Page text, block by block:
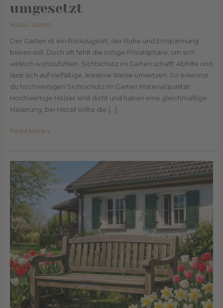
umgesetzt
Haus/ admin
Der Garten ist ein Rückzugsort, der Ruhe und Entspannung
bieten soll. Doch oft fehlt die nötige Privatsphäre, um sich
wirklich wohlzufühlen. Sichtschutz im Garten schafft Abhilfe und
lässt sich auf vielfältige, kreative Weise umsetzen. So erkennst
du hochwertigen Sichtschutz im Garten Materialqualität:
Hochwertige Hölzer sind dicht und haben eine gleichmäßige
Maserung; bei Metall sollte die […]
Read More »
Frühjahrsfit
für
Haus
und
Garten:
Deine
Checkliste